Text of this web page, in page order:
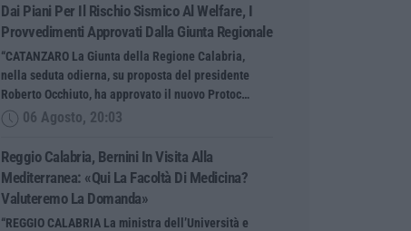
Dai Piani Per Il Rischio Sismico Al Welfare, I
Provvedimenti Approvati Dalla Giunta Regionale
“CATANZARO La Giunta della Regione Calabria,
nella seduta odierna, su proposta del presidente
Roberto Occhiuto, ha approvato il nuovo Protoc…
06 Agosto, 20:03
Reggio Calabria, Bernini In Visita Alla
Mediterranea: «Qui La Facoltà Di Medicina?
Valuteremo La Domanda»
“REGGIO CALABRIA La ministra dell’Università e